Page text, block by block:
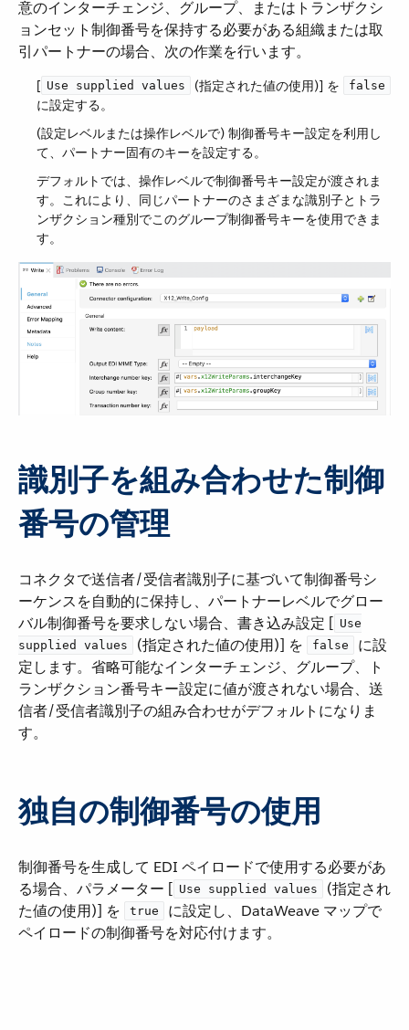
意のインターチェンジ、グループ、またはトランザクシ
ョンセット制御番号を保持する必要がある組織または取
引パートナーの場合、次の作業を行います。
[​ Use supplied values ​ (指定された値の使用)] を ​ false
に設定する。
(設定レベルまたは操作レベルで) 制御番号キー設定を利用し
て、パートナー固有のキーを設定する。
デフォルトでは、操作レベルで制御番号キー設定が渡されま
す。これにより、同じパートナーのさまざまな識別子とトラ
ンザクション種別でこのグループ制御番号キーを使用できま
す。
識別子を組み合わせた制御
番号の管理
コネクタで送信者/受信者識別子に基づいて制御番号シ
ーケンスを自動的に保持し、パートナーレベルでグロー
バル制御番号を要求しない場合、書き込み設定 [​ Use
supplied values
​ (指定された値の使用)] を ​ false
​ に設
定します。省略可能なインターチェンジ、グループ、ト
ランザクション番号キー設定に値が渡されない場合、送
信者/受信者識別子の組み合わせがデフォルトになりま
す。
独自の制御番号の使用
制御番号を生成して EDI ペイロードで使用する必要があ
る場合、パラメーター [​ Use supplied values
​ (指定され
た値の使用)] を ​
true
​ に設定し、DataWeave マップで
ペイロードの制御番号を対応付けます。